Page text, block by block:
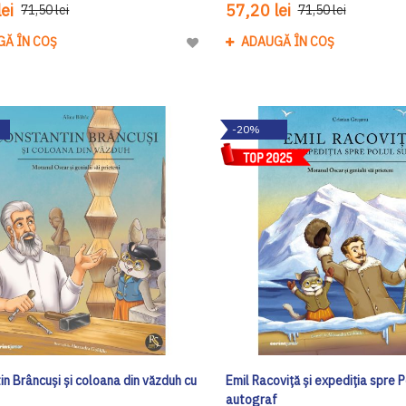
71,50 lei
ÎN COȘ
Adaugă
Dorinte
57,20 lei 71,50 lei
ADAUGĂ ÎN COȘ
Brâncuși și coloana din văzduh cu
-20%
Emil Racoviță și expediția spre
autograf